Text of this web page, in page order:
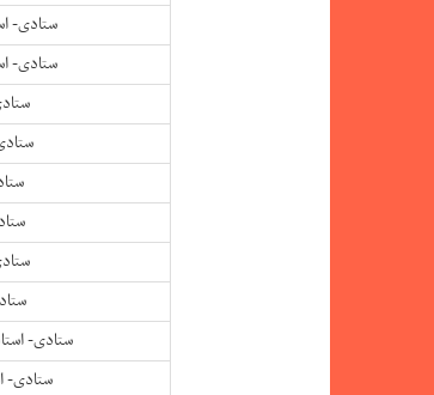
ستادی-
ستادی-
ستادی-
ستادی-